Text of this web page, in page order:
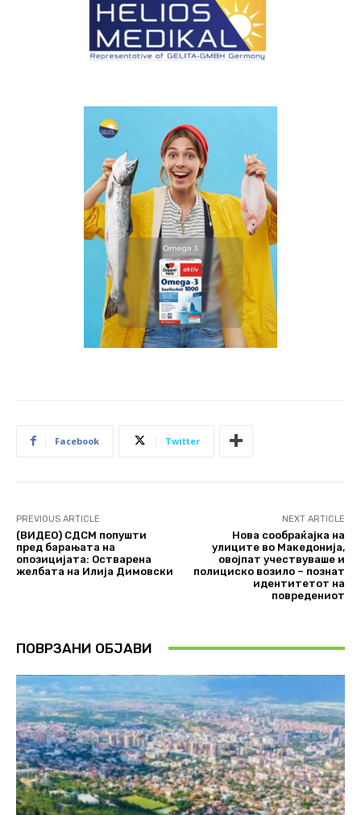
Facebook Twitter
PREVIOUS ARTICLE
(ВИДЕО) СДСМ попушти
пред барањата на
опозицијата: Остварена
желбата на Илија Димовски
NEXT ARTICLE
Нова сообраќајка на
улиците во Македонија,
овојпат учествуваше и
полициско возило – познат
идентитетот на
повредениот
ПОВРЗАНИ ОБЈАВИ